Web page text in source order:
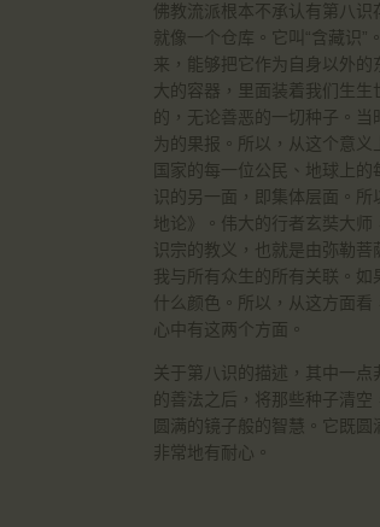
佛教流派根本不承认有第八识
就像一个仓库。它叫“含藏识
来，能够把它作为自身以外
大的容器，里面装着我们生
的，无论善恶的一切种子。
为的果报。所以，从这个意
国家的每一位公民、地球上
识的另一面，即集体层面。
地论》。伟大的行者玄奘大
识宗的教义，也就是由弥勒
我与所有众生的所有关联。
什么颜色。所以，从这方面
心中有这两个方面。
关于第八识的描述，其中一
的善法之后，将那些种子清
圆满的镜子般的智慧。它既
非常地有耐心。